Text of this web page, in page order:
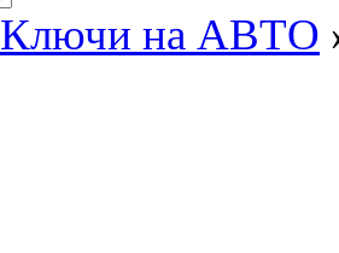
Ключи на АВТО